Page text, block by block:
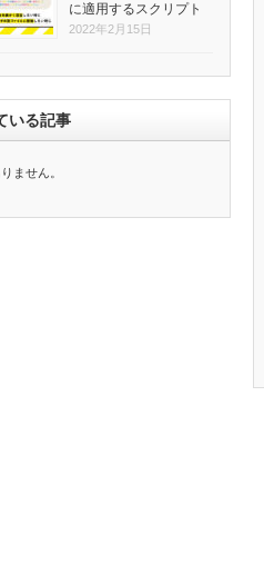
に適用するスクリプト
2022年2月15日
いる記事
ません。